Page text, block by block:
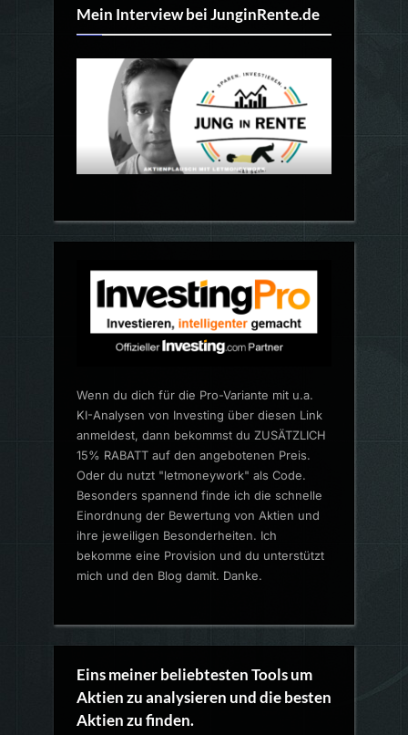
Mein Interview bei JunginRente.de
Wenn du dich für die Pro-Variante mit u.a.
KI-Analysen von Investing über diesen Link
anmeldest, dann bekommst du ZUSÄTZLICH
15% RABATT auf den angebotenen Preis.
Oder du nutzt "letmoneywork" als Code.
Besonders spannend finde ich die schnelle
Einordnung der Bewertung von Aktien und
ihre jeweiligen Besonderheiten. Ich
bekomme eine Provision und du unterstützt
mich und den Blog damit. Danke.
Eins meiner beliebtesten Tools um
Aktien zu analysieren und die besten
Aktien zu finden.